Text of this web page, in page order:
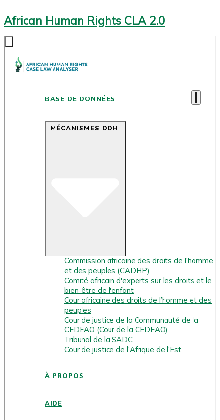
African Human Rights CLA 2.0
BASE DE DONNÉES
MÉCANISMES DDH
Commission africaine des droits de l'homme
et des peuples (CADHP)
Comité africain d'experts sur les droits et le
bien-être de l'enfant
Cour africaine des droits de l’homme et des
peuples
Cour de justice de la Communauté de la
CEDEAO (Cour de la CEDEAO)
Tribunal de la SADC
Cour de justice de l'Afrique de l'Est
À PROPOS
AIDE